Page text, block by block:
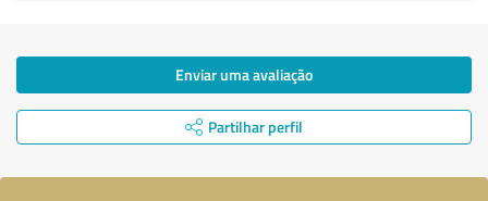
Enviar uma avaliação
Partilhar perfil